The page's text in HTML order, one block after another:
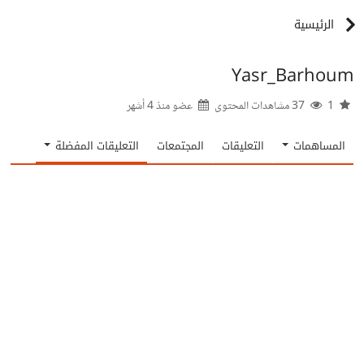
الرئيسية
Yasr_Barhoum
عضو منذ4 أشهر
المساهمات التعليقات المجتمعات التعليقات المفضلة